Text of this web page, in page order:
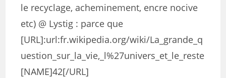
le recyclage, acheminement, encre nocive
etc) @ Lystig : parce que
[URL]:url:fr.wikipedia.org/wiki/La_grande_q
uestion_sur_la_vie,_l%27univers_et_le_reste
[NAME]42[/URL]